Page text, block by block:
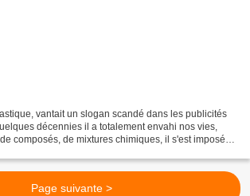
vantait un slogan scandé dans les publicités
décennies il a totalement envahi nos vies,
composés, de mixtures chimiques, il s'est imposé
Page suivante >